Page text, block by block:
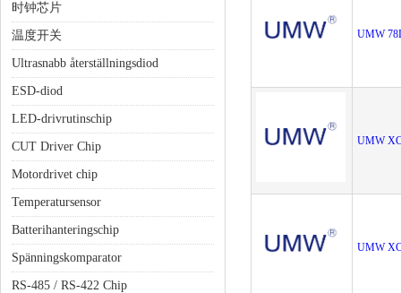
时钟芯片
温度开关
Ultrasnabb återställningsdiod
ESD-diod
LED-drivrutinschip
CUT Driver Chip
Motordrivet chip
Temperatursensor
Batterihanteringschip
Spänningskomparator
RS-485 / RS-422 Chip
UMW
UMW
UMW